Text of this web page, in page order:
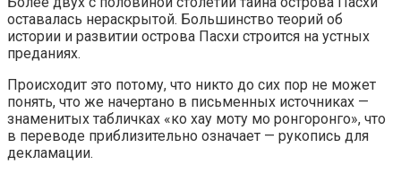
оставалась нераскрытой. Большинство теорий об
истории и развитии острова Пасхи строится на устных
преданиях.
Происходит это потому, что никто до сих пор не может
понять, что же начертано в письменных источниках —
знаменитых табличках «ко хау моту мо ронгоронго», что
в переводе приблизительно означает — рукопись для
декламации.